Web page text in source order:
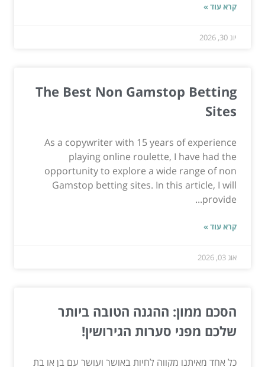
קרא עוד »
יונ 30, 2026
The Best Non Gamstop Betting
Sites
As a copywriter with 15 years of experience
playing online roulette, I have had the
opportunity to explore a wide range of non
Gamstop betting sites. In this article, I will
provide...
קרא עוד »
אוג 03, 2026
הסכם ממון: ההגנה הטובה ביותר
שלכם מפני סערות הגירושין!
כל אחד מאיתנו מקווה לחיות באושר ועושר עם בן או בת